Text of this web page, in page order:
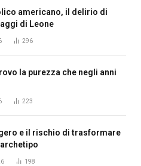
americano, il delirio di
di Leone
296
la purezza che negli anni
223
e il rischio di trasformare
198